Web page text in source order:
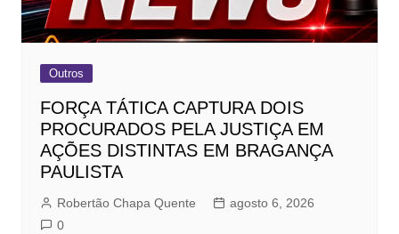
Outros
FORÇA TÁTICA CAPTURA DOIS
PROCURADOS PELA JUSTIÇA EM
AÇÕES DISTINTAS EM BRAGANÇA
PAULISTA
Robertão Chapa Quente
agosto 6, 2026
0